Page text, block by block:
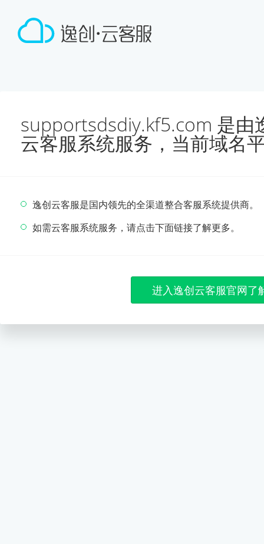
supportsdsdiy.kf5.com 是由
云客服系统服务，当前域名
逸创云客服是国内领先的全渠道整合客服系统提供商。
如需云客服系统服务，请点击下面链接了解更多。
进入逸创云客服官网了